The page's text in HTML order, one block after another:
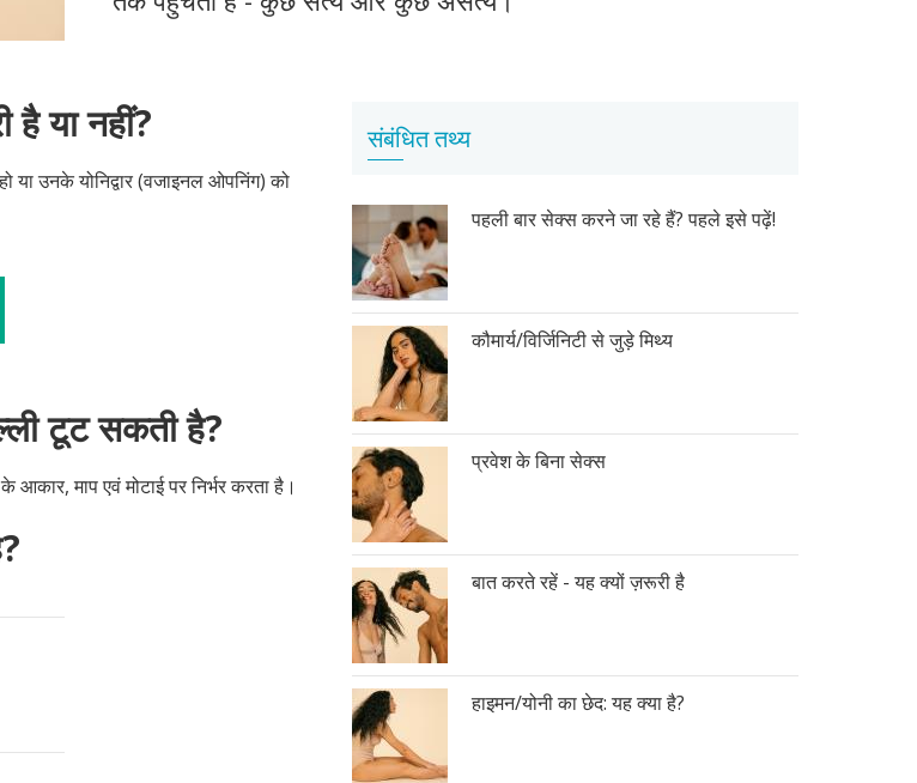
है या नहीं?
या उनके योनिद्वार (वजाइनल ओपनिंग) को
टूट सकती है?
माप एवं मोटाई पर निर्भर करता है।
संबंधित तथ्य
पहली बार सेक्स करने जा रहे हैं? पहले इसे पढ़ें!
कौमार्य/विर्जिनिटी से जुड़े मिथ्य
प्रवेश के बिना सेक्स
बात करते रहें - यह क्यों ज़रूरी है
हाइमन/योनी का छेद: यह क्या है?